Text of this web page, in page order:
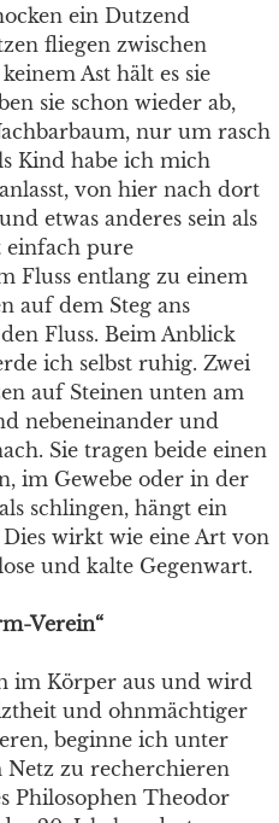
ein Dutzend
fliegen zwischen
Ast hält es sie
sie schon wieder ab,
nur um rasch
Kind habe ich mich
von hier nach dort
etwas anderes sein als
einfach pure
Fluss entlang zu einem
auf dem Steg ans
Fluss. Beim Anblick
ich selbst ruhig. Zwei
auf Steinen unten am
nebeneinander und
Sie tragen beide einen
im Gewebe oder in der
schlingen, hängt ein
wirkt wie eine Art von
und kalte Gegenwart.
Verein“
im Körper aus und wird
und ohnmächtiger
beginne ich unter
zu recherchieren
Philosophen Theodor